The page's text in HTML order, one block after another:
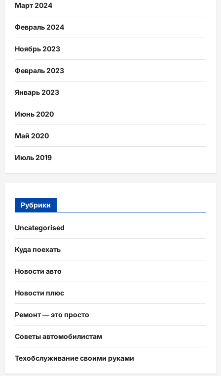
Март 2024
Февраль 2024
Ноябрь 2023
Февраль 2023
Январь 2023
Июнь 2020
Май 2020
Июль 2019
Рубрики
Uncategorised
Куда поехать
Новости авто
Новости плюс
Ремонт — это просто
Советы автомобилистам
Техобслуживание своими руками